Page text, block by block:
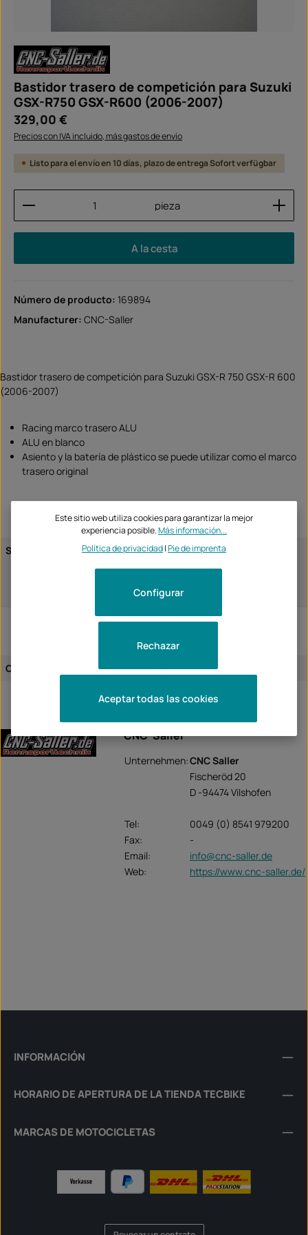
Bastidor trasero de competición para Suzuki
GSX-R750 GSX-R600 (2006-2007)
Precio normal:
329,00 €
Precios con IVA incluido, más gastos de envío
Listo para el envío en 10 días, plazo de entrega Sofort verfügbar
Cantidad del producto: introduce la cantidad
pieza
A la cesta
Número de producto: 169894
Manufacturer: CNC-Saller
Bastidor trasero de competición para Suzuki GSX-R 750 GSX-R 600
(2006-2007)
Racing marco trasero ALU
ALU en blanco
Asiento y la batería de plástico se puede utilizar como el marco
trasero original
Suzuki
GSX-R600 2006
GSX-R750 2007
Cesión del artículo: específico del vehículo
CNC-Saller
Unternehmen:CNC Saller
Fischeröd 20
D -94474 Vilshofen
Tel:
0049 (0) 8541 979200
Fax:
-
Email:
info@cnc-saller.de
Web:
https://www.cnc-saller.de/
INFORMACIÓN
HORARIO DE APERTURA DE LA TIENDA TECBIKE
MARCAS DE MOTOCICLETAS
Este sitio web utiliza cookies para garantizar la mejor
experiencia posible.Más información...
Política de privacidad|Pie de imprenta
Rechazar
Configurar
Aceptar todas las cookies